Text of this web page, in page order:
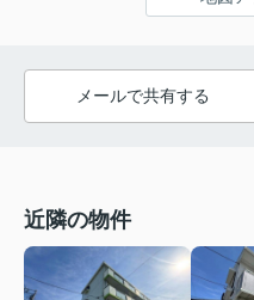
メールで共有する
近隣の物件